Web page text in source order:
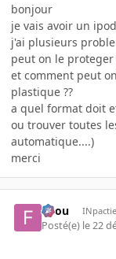
bonjour
je vais avoir un
j'ai plusieurs
peut on le
et comment peut
plastique ??
a quel format doit
ou trouver toutes
automatique....)
merci
falou
Posté(e) le 22